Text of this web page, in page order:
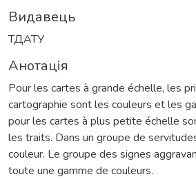
Видавець
ТДАТУ
Анотація
Pour les cartes à grande échelle, les
cartographie sont les couleurs et les
pour les cartes à plus petite échelle
les traits. Dans un groupe de
couleur. Le groupe des signes
toute une gamme de couleurs.